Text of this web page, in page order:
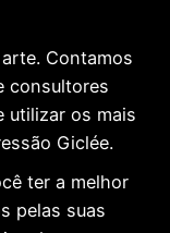
Contamos
consultores
utilizar os mais
Giclée.
ter a melhor
pelas suas